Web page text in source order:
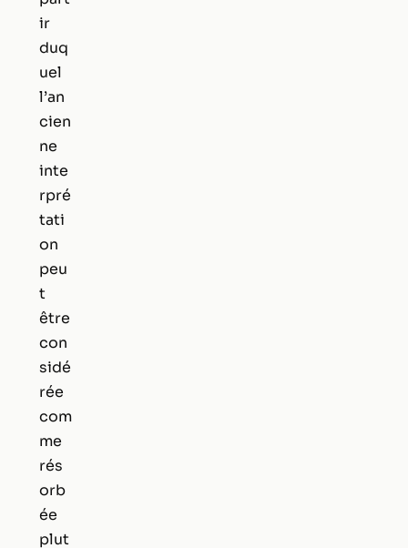
ir
duq
uel
l’an
cien
ne
inte
rpré
tati
on
peu
t
être
con
sidé
rée
com
me
rés
orb
ée
plut